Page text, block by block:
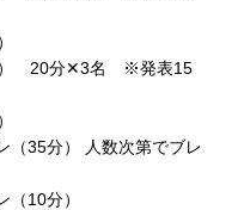
） 20分✕3名 ※発表15
35分） 人数次第でブレ
10分）